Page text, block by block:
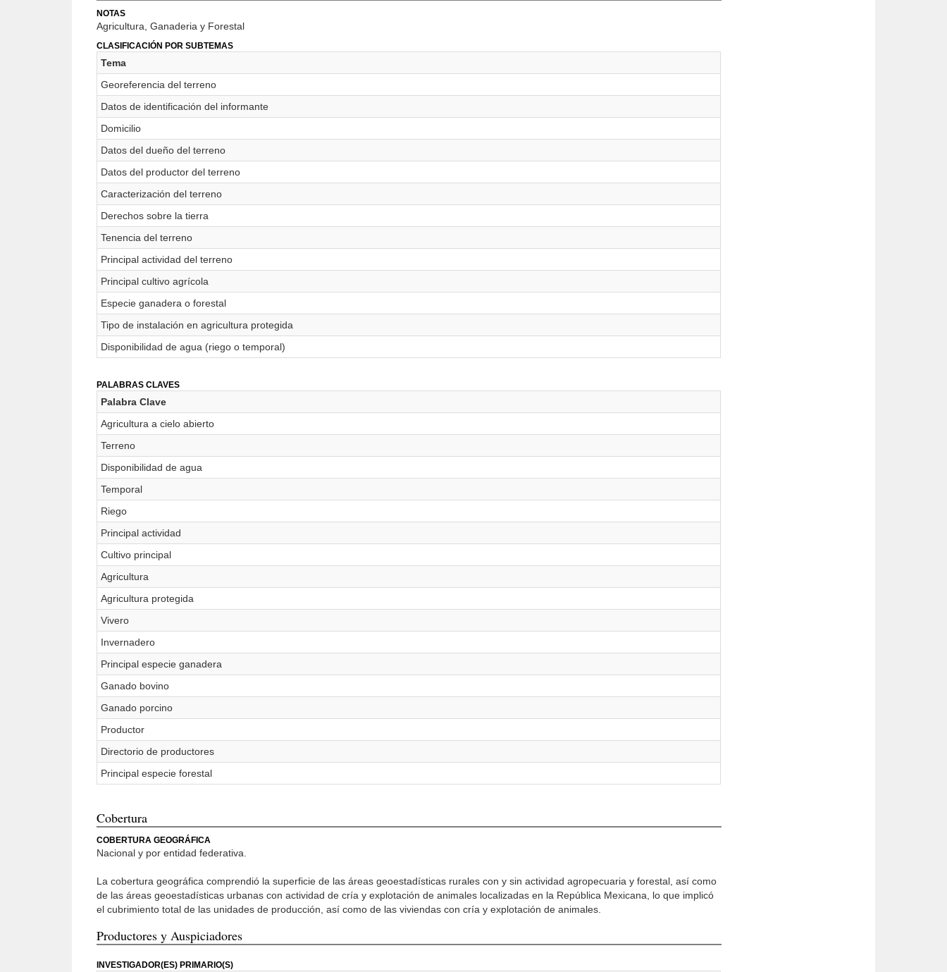
NOTAS
Agricultura, Ganaderia y Forestal
CLASIFICACIÓN POR SUBTEMAS
Tema
Georeferencia del terreno
Datos de identificación del informante
Domicilio
Datos del dueño del terreno
Datos del productor del terreno
Caracterización del terreno
Derechos sobre la tierra
Tenencia del terreno
Principal actividad del terreno
Principal cultivo agrícola
Especie ganadera o forestal
Tipo de instalación en agricultura protegida
Disponibilidad de agua (riego o temporal)
PALABRAS CLAVES
Palabra Clave
Agricultura a cielo abierto
Terreno
Disponibilidad de agua
Temporal
Riego
Principal actividad
Cultivo principal
Agricultura
Agricultura protegida
Vivero
Invernadero
Principal especie ganadera
Ganado bovino
Ganado porcino
Productor
Directorio de productores
Principal especie forestal
Cobertura
COBERTURA GEOGRÁFICA
Nacional y por entidad federativa.
La cobertura geográfica comprendió la superficie de las áreas geoestadísticas rurales con y sin actividad agropecuaria y forestal, así como
de las áreas geoestadísticas urbanas con actividad de cría y explotación de animales localizadas en la República Mexicana, lo que implicó
el cubrimiento total de las unidades de producción, así como de las viviendas con cría y explotación de animales.
Productores y Auspiciadores
INVESTIGADOR(ES) PRIMARIO(S)